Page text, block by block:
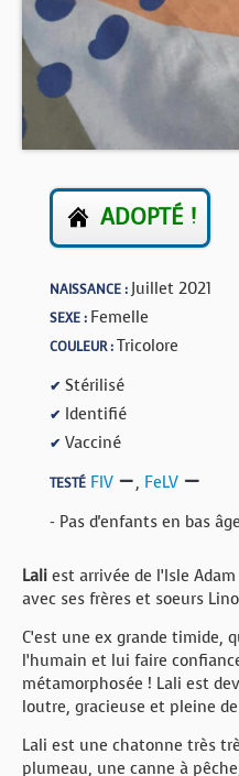
FORUM
ADOPTÉ !
NAISSANCE : Juillet 2021
SEXE : Femelle
COULEUR :Tricolore
✔ Stérilisé
✔ Identifié
✔ Vacciné
TESTÉ FIV , FeLV
- Pas d'enfants en bas âge
Lali est arrivée de l’Isle
avec ses frères et soeurs
C’est une ex grande timide,
l’humain et lui faire
métamorphosée ! Lali est
loutre, gracieuse et pleine
Lali est une chatonne très
plumeau, une canne à